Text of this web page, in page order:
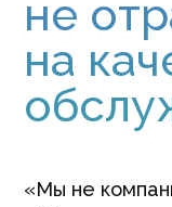
не
на
«Мы не